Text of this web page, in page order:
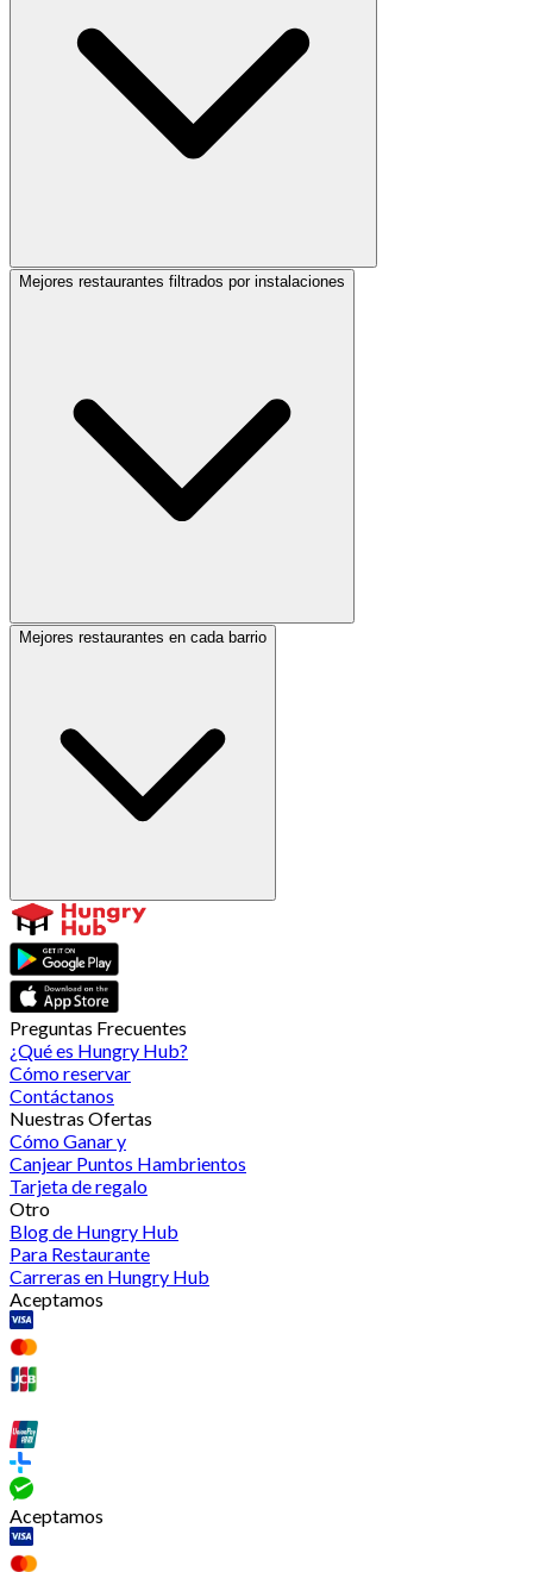
Mejores restaurantes filtrados por instalaciones
Mejores restaurantes en cada barrio
Preguntas Frecuentes
¿Qué es Hungry Hub?
Cómo reservar
Contáctanos
Nuestras Ofertas
Cómo Ganar y
Canjear Puntos Hambrientos
Tarjeta de regalo
Otro
Blog de Hungry Hub
Para Restaurante
Carreras en Hungry Hub
Aceptamos
Aceptamos